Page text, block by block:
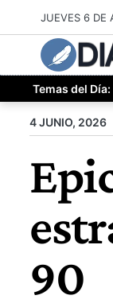
al
contenido
JUEVES 6 DE
Temas del Día:
4 JUNIO, 2026
90